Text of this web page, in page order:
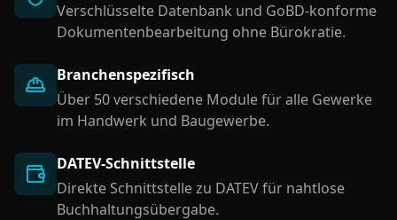
Verschlüsselte Datenbank und GoBD-konforme
Dokumentenbearbeitung ohne Bürokratie.
Branchenspezifisch
Über 50 verschiedene Module für alle Gewerke
im Handwerk und Baugewerbe.
DATEV-Schnittstelle
Direkte Schnittstelle zu DATEV für nahtlose
Buchhaltungsübergabe.